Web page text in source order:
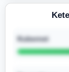
Kubernet